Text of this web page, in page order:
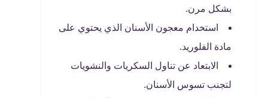
بشكل مرن.
استخدام معجون الأسنان الذي يحتوي على
مادة الفلوريد.
الابتعاد عن تناول السكريات والنشويات
لتجنب تسوس الأسنان.